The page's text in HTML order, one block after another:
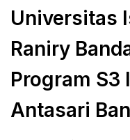
Universitas
Raniry
Program S3
Antasari